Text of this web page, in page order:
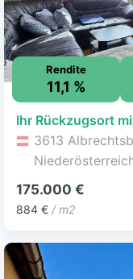
Rendite
11,1 %
3613
175.000 €
884 € / m2